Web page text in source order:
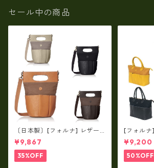
セール中の商品
〔日本製〕[フォルナ] レザー×
パラフィン筒型2way シュリン
クレザー×79Aパラフィン fo
-259630
¥9,867
35%OFF
[フォルナ
筒型2way
79Aパラ
59632
¥9,200
50%OFF